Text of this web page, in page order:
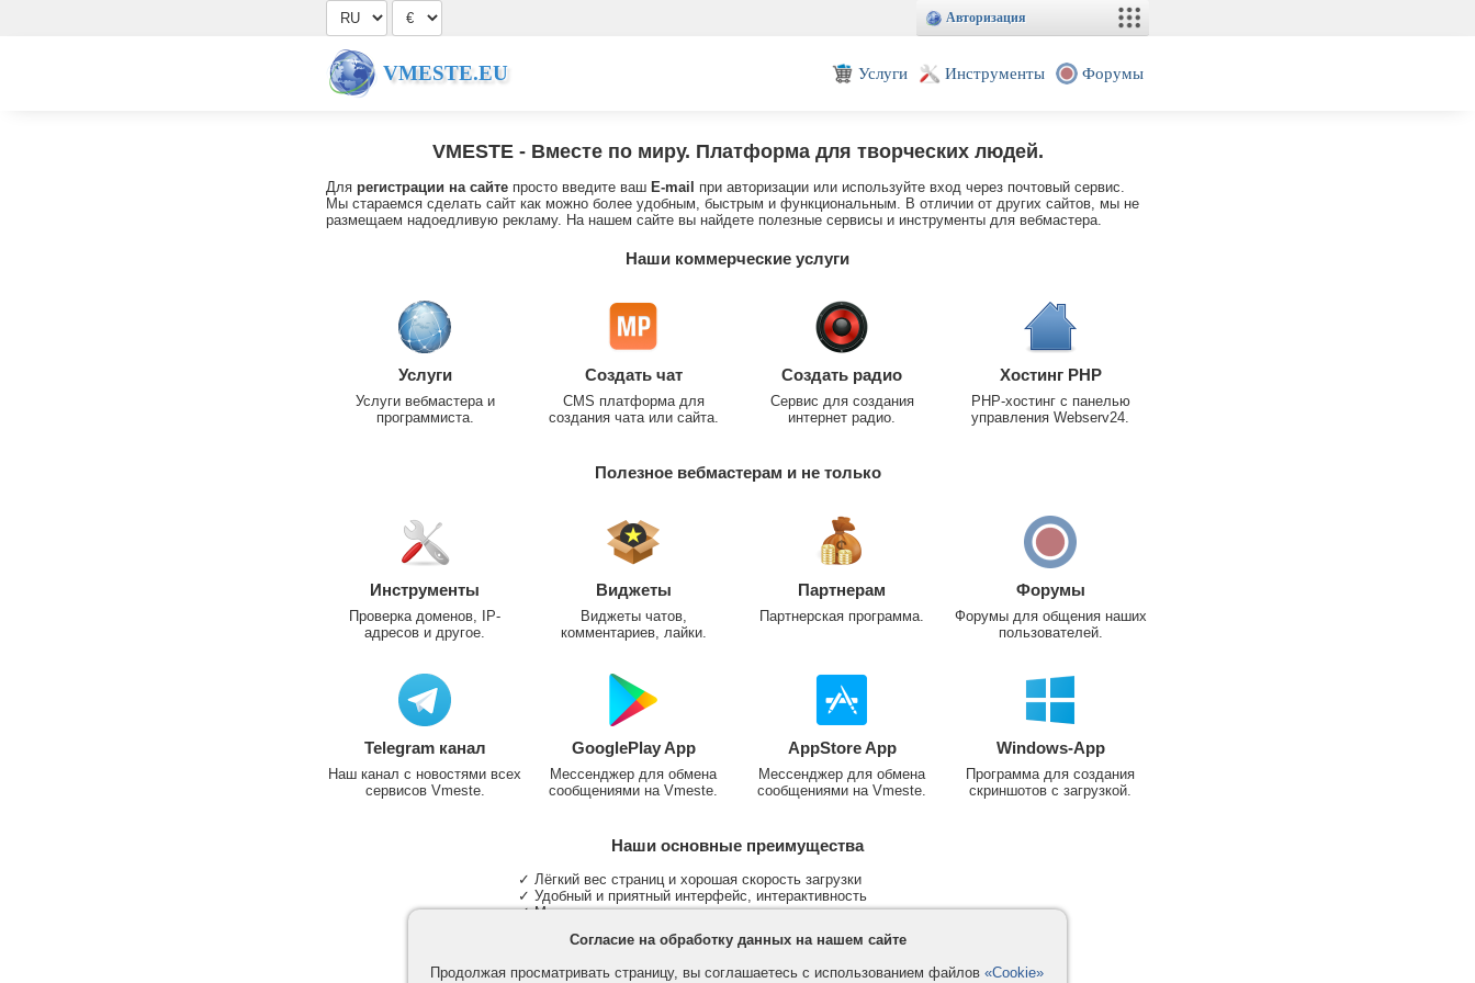
Авторизация
VMESTE.EU Услуги Инструменты Форумы
VMESTE- Вместе по миру. Платформа для творческих людей.
Для регистрации на сайте просто введите ваш E-mail
при авторизации или используйте вход через почтовый сервис.
Мы стараемся сделать сайт как можно более удобным, быстрым и функциональным. В отличии от других сайтов, мы не
размещаем надоедливую рекламу. На нашем сайте вы найдете полезные сервисы и инструменты для вебмастера.
Наши коммерческие услуги
Услуги
Услуги вебмастера и
программиста.
Создать чат
CMS платформа для
создания чата или сайта.
Создать радио
Сервис для создания
интернет радио.
Хостинг PHP
PHP-хостинг с панелью
управления Webserv24.
Полезное вебмастерам и не только
Инструменты
Проверка доменов, IP-
адресов и другое.
Виджеты
Виджеты чатов,
комментариев, лайки.
Партнерам
Партнерская программа.
Форумы
Форумы для общения наших
пользователей.
Telegram канал
Наш канал с новостями всех
сервисов Vmeste.
GooglePlay App
Мессенджер для обмена
сообщениями на Vmeste.
AppStore App
Мессенджер для обмена
сообщениями на Vmeste.
Windows-App
Программа для создания
скриншотов с загрузкой.
Наши основные преимущества
✓ Лёгкий вес страниц и хорошая скорость загрузки
✓ Удобный и приятный интерфейс, интерактивность
✓ Мы не размещаем надоедливую рекламу
✓ Участие в группах и сообществах
✓ Поддержка основных типов и больших файлов
Согласие на обработку данных на нашем сайте
Продолжая просматривать страницу, вы соглашаетесь с использованием файлов «Cookie»